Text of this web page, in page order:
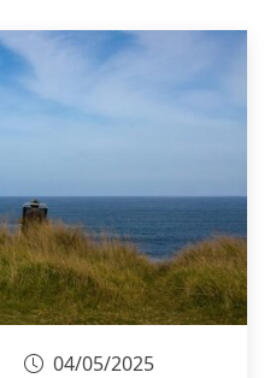
04/05/2025